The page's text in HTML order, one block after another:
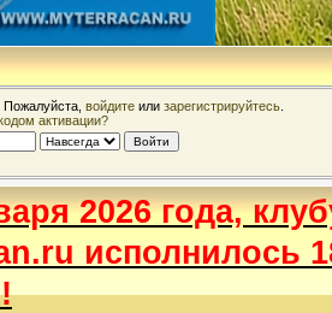
. Пожалуйста, войдите или зарегистрируйтесь
активации?
2026 года,
исполнилось